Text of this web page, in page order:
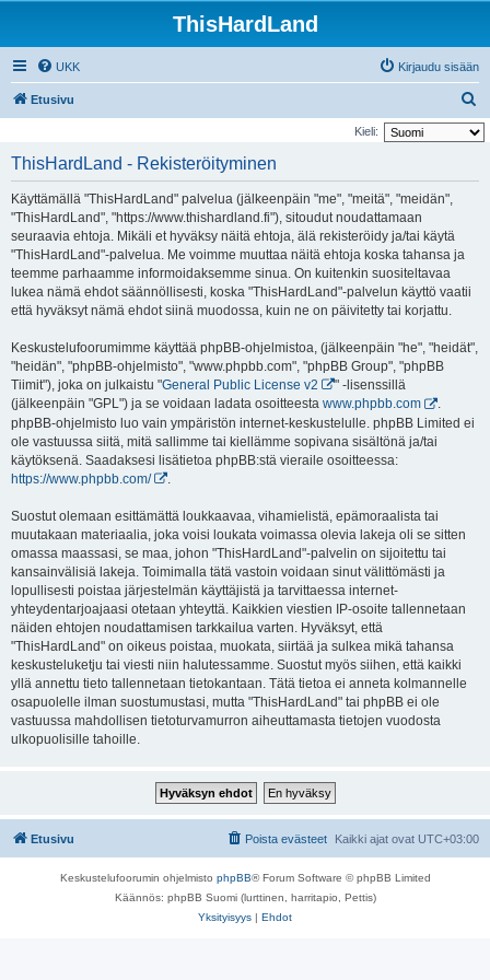
ThisHardLand
UKK Kirjaudu sisään
Etusivu
t
Kieli:
ThisHardLand - Rekisteröityminen
Käyttämällä "ThisHardLand" palvelua (jälkeenpäin "me", "meitä", "meidän",
"ThisHardLand", "https://www.thishardland.fi"), sitoudut noudattamaan
seuraavia ehtoja. Mikäli et hyväksy näitä ehtoja, älä rekisteröidy ja/tai käytä
"ThisHardLand"-palvelua. Me voimme muuttaa näitä ehtoja koska tahansa ja
teemme parhaamme informoidaksemme sinua. On kuitenkin suositeltavaa
lukea nämä ehdot säännöllisesti, koska "ThisHardLand"-palvelun käyttö vaatii
että hyväksyt nämä ehdot siinä muodossa, kuin ne on päivitetty tai korjattu.
Keskustelufoorumimme käyttää phpBB-ohjelmistoa, (jälkeenpäin "he", "heidät",
"heidän", "phpBB-ohjelmisto", "www.phpbb.com", "phpBB Group", "phpBB
Tiimit"), joka on julkaistu "General Public License v2
" -lisenssillä
(jälkeenpäin "GPL") ja se voidaan ladata osoitteesta www.phpbb.com
.
phpBB-ohjelmisto luo vain ympäristön internet-keskustelulle. phpBB Limited ei
ole vastuussa siitä, mitä sallimme tai kiellämme sopivana sisältönä ja/tai
käytöksenä. Saadaksesi lisätietoa phpBB:stä vieraile osoitteessa:
https://www.phpbb.com/
Suostut olemaan esittämättä loukkaavaa, vihamielistä, epämoraalista tai
muutakaan materiaalia, joka voisi loukata voimassa olevia lakeja oli se sitten
omassa maassasi, se maa, johon "ThisHardLand"-palvelin on sijoitettu tai
kansainvälisiä lakeja. Toimimalla tätä vastoin voidaan sinut välittömästi ja
lopullisesti poistaa järjestelmän käyttäjistä ja tarvittaessa internet-
yhteydentarjoajaasi otetaan yhteyttä. Kaikkien viestien IP-osoite tallennetaan
näiden ehtojen noudattamisen tarkkailua varten. Hyväksyt, että
"ThisHardLand" on oikeus poistaa, muokata, siirtää ja sulkea mikä tahansa
keskusteluketju tai viesti niin halutessamme. Suostut myös siihen, että kaikki
yllä annettu tieto tallennetaan tietokantaan. Tätä tietoa ei anneta kolmannelle
osapuolelle ilman suostumustasi, mutta "ThisHardLand" tai phpBB ei ole
vastuussa mahdollisen tietoturvamurron aiheuttamasta tietojen vuodosta
ulkopuolisille tahoille.
Etusivu Kaikki ajat ovat UTC+03:00
Poista evästeet
Keskustelufoorumin ohjelmisto phpBB® Forum Software © phpBB Limited
Käännös: phpBB Suomi (lurttinen, harritapio, Pettis)
Yksityisyys | Ehdot